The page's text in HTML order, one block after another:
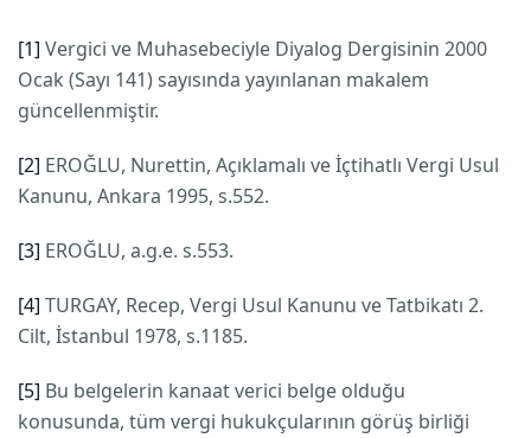
[1] Vergici ve Muhasebeciyle Diyalog Dergisinin 2000
Ocak (Sayı 141) sayısında yayınlanan makalem
güncellenmiştir.
[2] EROĞLU, Nurettin, Açıklamalı ve İçtihatlı Vergi Usul
Kanunu, Ankara 1995, s.552.
[3] EROĞLU, a.g.e. s.553.
[4] TURGAY, Recep, Vergi Usul Kanunu ve Tatbikatı 2.
Cilt, İstanbul 1978, s.1185.
[5] Bu belgelerin kanaat verici belge olduğu
konusunda, tüm vergi hukukçularının görüş birliği